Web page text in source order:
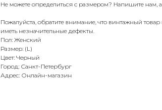
Не можете определиться с размером? Напишите нам,
Пожалуйста, обратите внимание, что винтажный
иметь незначительные дефекты.
Пол: Женский
Размер: (L)
Цвет: Черный
Город: Санкт-Петербург
Адрес: Онлайн-магазин